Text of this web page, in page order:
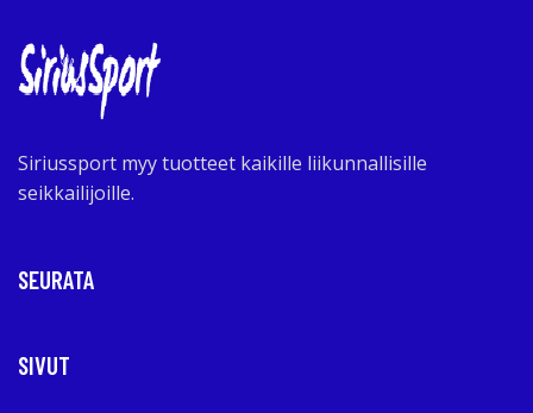
Siriussport myy tuotteet kaikille liikunnallisille
seikkailijoille.
SEURATA
SIVUT